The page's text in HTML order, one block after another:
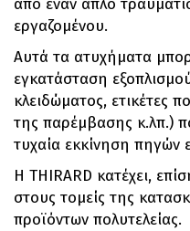
από έναν απλό
εργαζομένου.
Αυτά τα ατυχήματα
εγκατάσταση
κλειδώματος, ετικέτες
της παρέμβασης κ.λπ.)
τυχαία εκκίνηση πηγών
Η THIRARD κατέχει,
στους τομείς της
προϊόντων πολυτελείας.